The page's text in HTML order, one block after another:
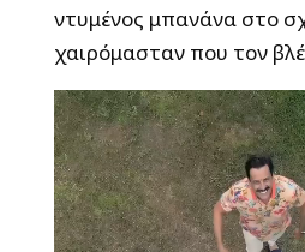
ντυμένος μπανάνα στο
χαιρόμασταν που τον
Πρόγραμμα
Αναπαραγωγής
Βίντεο